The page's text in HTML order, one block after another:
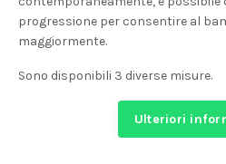
progressione per consentire al
maggiormente.
Sono disponibili 3 diverse misure.
Ulteriori